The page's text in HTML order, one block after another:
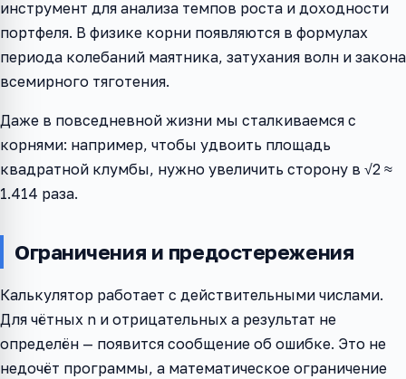
инструмент для анализа темпов роста и доходности
портфеля. В физике корни появляются в формулах
периода колебаний маятника, затухания волн и закона
всемирного тяготения.
Даже в повседневной жизни мы сталкиваемся с
корнями: например, чтобы удвоить площадь
квадратной клумбы, нужно увеличить сторону в √2 ≈
1.414 раза.
Ограничения и предостережения
Калькулятор работает с действительными числами.
Для чётных n и отрицательных a результат не
определён — появится сообщение об ошибке. Это не
недочёт программы, а математическое ограничение